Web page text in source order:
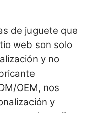
de juguete que
web son solo
y no
OEM, nos
y